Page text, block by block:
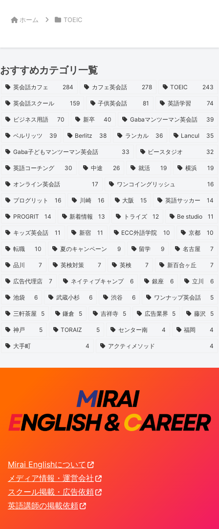
ホーム TOEIC
おすすめカテゴリ一覧
英会話カフェ 284 カフェ英会話 278 TOEIC 243
英会話スクール 159 子供英会話 81 英語学習 74
ビジネス用語 70 新卒 40 Gabaマンツーマン英会話 39
ベルリッツ 39 Berlitz 38 ランカル 36 Lancul 35
Gaba子どもマンツーマン英会話 33 ビースタジオ 32
英語コーチング 30 中途 26 就活 19 横浜 19
オンライン英会話 17 ワンコイングリッシュ 16
プログリット 16 川崎 16 大阪 15 英語サッカー 14
PROGRIT 14 新着情報 13 トライズ 12 Be studio 11
キッズ英会話 11 新宿 11 ECC外語学院 10 京都 10
転職 10 夏のキャンペーン 9 留学 9 名古屋 7
品川 7 英検対策 7 英検 7 新百合ヶ丘 7
広告代理店 7 ネイティブキャンプ 6 銀座 6 立川 6
池袋 6 武蔵小杉 6 渋谷 6 ワンナップ英会話 5
三軒茶屋 5 鎌倉 5 吉祥寺 5 広告業界 5 藤沢 5
神戸 5 TORAIZ 5 センター南 4 福岡 4
大手町 4 アクティメソッド 4
Mirai Englishについて
メディア情報・運営会社
スクール掲載・広告依頼
英語講師の掲載依頼